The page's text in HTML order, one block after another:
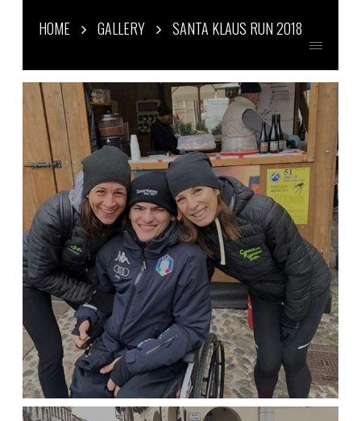
HOME GALLERY SANTA KLAUS RUN 2018